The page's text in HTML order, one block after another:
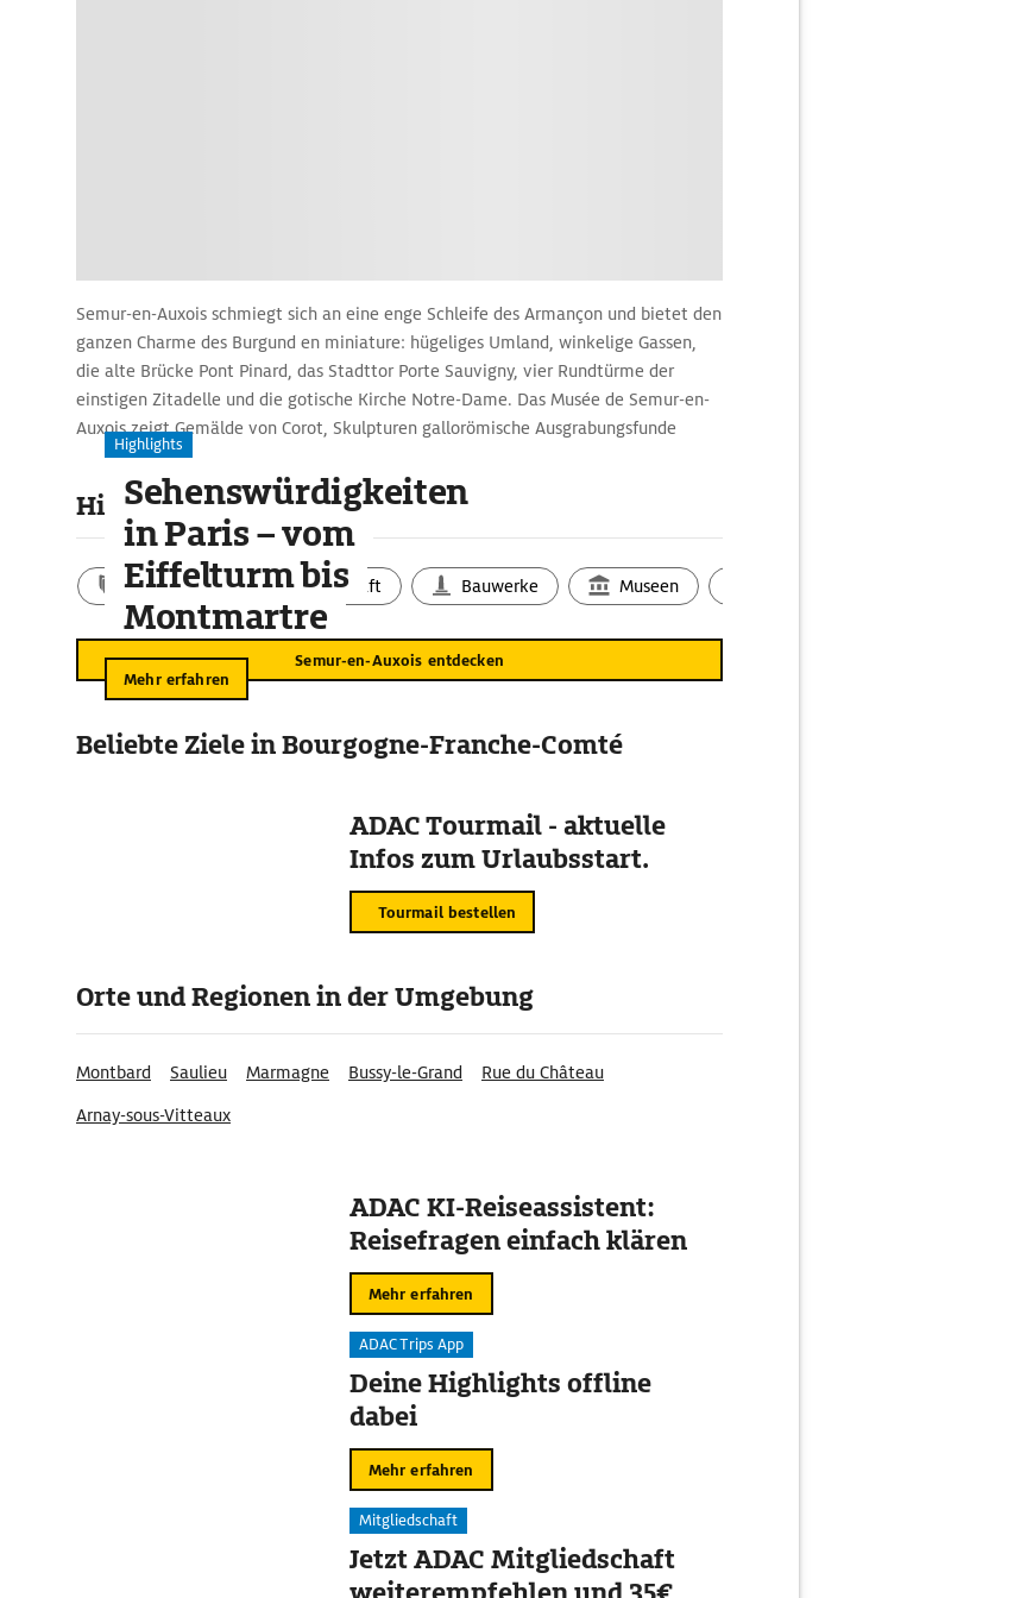
Semur-en-Auxois schmiegt sich an eine enge Schleife des Armançon und bietet den
ganzen Charme des Burgund en miniature: hügeliges Umland, winkelige Gassen,
die alte Brücke Pont Pinard, das Stadttor Porte Sauvigny, vier Rundtürme der
einstigen Zitadelle und die gotische Kirche Notre-Dame. Das Musée de Semur-en-
Auxois zeigt Gemälde von Corot, Skulpturen gallorömische Ausgrabungsfunde
sowie eine geologische und zoologische Sammlung.
Highlights & Sehenswertes
Aktivitäten Landschaft Bauwerke Museen
Semur-en-Auxois entdecken
Highlights
Sehenswürdigkeiten
in Paris – vom
Eiffelturm bis
Montmartre
Mehr erfahren
Beliebte Ziele in Bourgogne-Franche-Comté
ADAC Tourmail - aktuelle
Infos zum Urlaubsstart.
Tourmail bestellen
Orte und Regionen in der Umgebung
Montbard Saulieu Marmagne Bussy-le-Grand
Rue du Château
Arnay-sous-Vitteaux
ADAC KI-Reiseassistent:
Reisefragen einfach klären
Mehr erfahren
ADAC Trips App
Deine Highlights offline
dabei
Mehr erfahren
Mitgliedschaft
Jetzt ADAC Mitgliedschaft